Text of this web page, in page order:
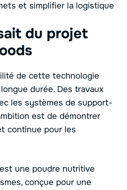
et simplifier la logistique
du projet
de cette technologie
durée. Des travaux
les systèmes de support-
est de démontrer
continue pour les
une poudre nutritive
conçue pour une